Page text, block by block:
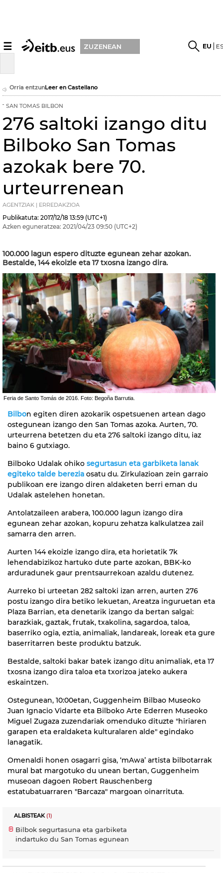
☰ ZUZENEAN EU
Orria entzunLeer en Castellano
SAN TOMAS BILBON
276 saltoki izango ditu
Bilboko San Tomas
azokak bere 70.
urteurrenean
AGENTZIAK | ERREDAKZIOA
Publikatuta: 2017/12/18 13:59 (UTC+1)
Azken eguneratzea: 2021/04/23 09:50 (UTC+2)
100.000 lagun espero dituzte egunean zehar azokan.
Bestalde, 144 ekoizle eta 17 txosna izango dira.
Feria de Santo Tomás de 2016. Foto: Begoña Barrutia.
Bilbon egiten diren azokarik ospetsuenen artean dago
ostegunean izango den San Tomas azoka. Aurten, 70.
urteurrena betetzen du eta 276 saltoki izango ditu, iaz
baino 6 gutxiago.
Bilboko Udalak ohiko segurtasun eta garbiketa lanak
egiteko talde berezia osatu du. Zirkulazioan zein garraio
publikoan ere izango diren aldaketen berri eman du
Udalak astelehen honetan.
Antolatzaileen arabera, 100.000 lagun izango dira
egunean zehar azokan, kopuru zehatza kalkulatzea zail
samarra den arren.
Aurten 144 ekoizle izango dira, eta horietatik 7k
lehendabizikoz hartuko dute parte azokan, BBK-ko
arduradunek gaur prentsaurrekoan azaldu dutenez.
Aurreko bi urteetan 282 saltoki izan arren, aurten 276
postu izango dira betiko lekuetan, Areatza inguruetan eta
Plaza Barrian, eta denetarik izango da bertan salgai:
barazkiak, gaztak, frutak, txakolina, sagardoa, taloa,
baserriko ogia, eztia, animaliak, landareak, loreak eta gure
baserritarren beste produktu batzuk.
Bestalde, saltoki bakar batek izango ditu animaliak, eta 17
txosna izango dira taloa eta txorizoa jateko aukera
eskaintzen.
Ostegunean, 10:00etan, Guggenheim Bilbao Museoko
Juan Ignacio Vidarte eta Bilboko Arte Ederren Museoko
Miguel Zugaza zuzendariak omenduko dituzte "hiriaren
garapen eta eraldaketa kulturalaren alde" egindako
lanagatik.
Omenaldi honen osagarri gisa, ‘mAwa’ artista bilbotarrak
mural bat margotuko du unean bertan, Guggenheim
museoan dagoen Robert Rauschenberg
estatubatuarraren "Barcaza" margoan oinarrituta.
ALBISTEAK(1)
Bilbok segurtasuna eta garbiketa
indartuko du San Tomas egunean